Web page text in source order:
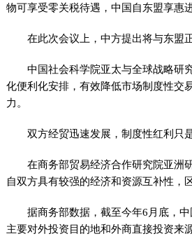
物可享受零关税待遇，中国自东盟享惠
在此次会议上，中方提出将与东盟
中国社会科学院亚太与全球战略研
化便利化安排，有效降低市场制度性交
力。
双方经贸迅速发展，制度性红利只
在商务部贸易经济合作研究院亚洲
自双方具有较强的经济和资源互补性，
据商务部数据，截至今年6月底，
主要对外投资目的地和外商直接投资来源